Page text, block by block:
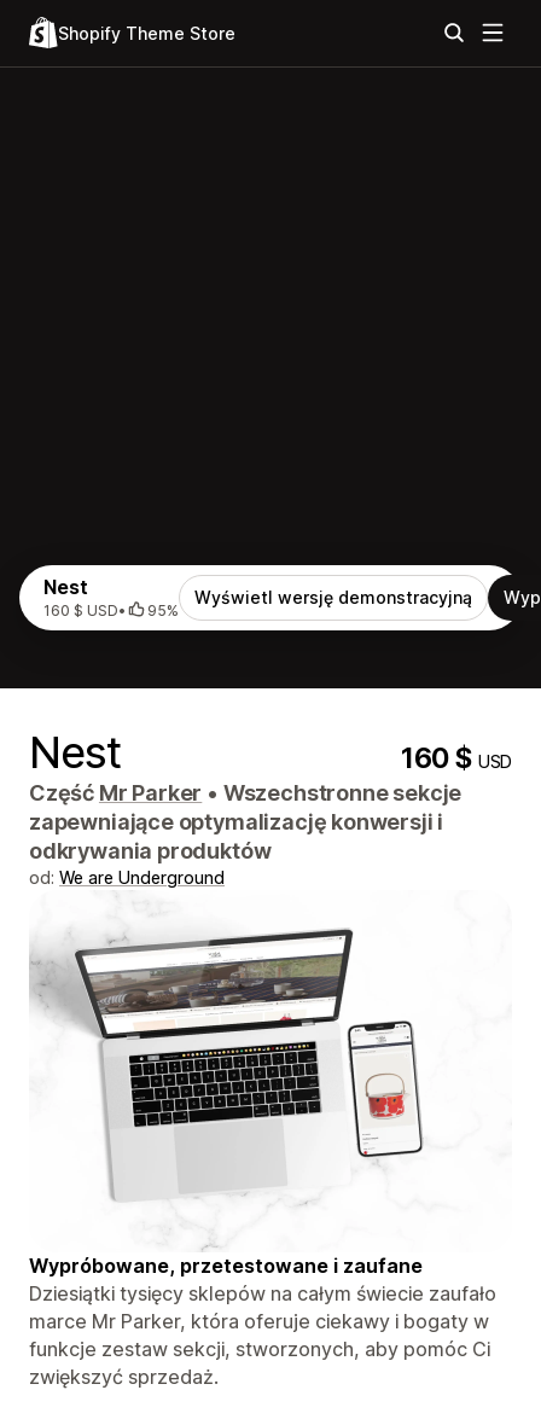
Shopify Theme Store
Nest
160 $ USD• 95%
Wyświetl wersję demonstracyjną
Nest 160 $USD
Część Mr Parker • Wszechstronne sekcje
zapewniające optymalizację konwersji i
odkrywania produktów
od: We are Underground
Wypróbowane, przetestowane i zaufane
Dziesiątki tysięcy sklepów na całym świecie zaufało
marce Mr Parker, która oferuje ciekawy i bogaty w
funkcje zestaw sekcji, stworzonych, aby pomóc Ci
zwiększyć sprzedaż.